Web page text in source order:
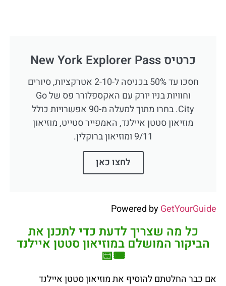
כרטיס New York Explorer Pass
חסכו עד 50% בכניסה ל-2-10 אטרקציות, סיורים
וחוויות בניו יורק עם האקספלורר פס של Go
City. בחרו מתוך למעלה מ-90 אפשרויות כולל
מוזיאון סטטן איילנד, האמפייר סטייט, מוזיאון
9/11 ומוזיאון ברוקלין.
לחצו כאן
Powered byGetYourGuide
כל מה שצריך לדעת כדי לתכנן את
הביקור המושלם במוזיאון סטטן איילנד
🎟️📅
אם כבר החלטתם להוסיף את מוזיאון סטטן איילנד